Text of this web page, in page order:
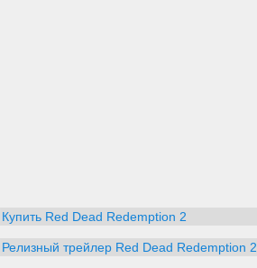
Купить Red Dead Redemption 2
Релизный трейлер Red Dead Redemption 2